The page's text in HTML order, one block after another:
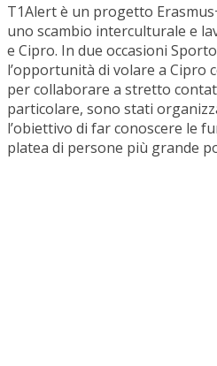
T1Alert è un progetto
uno scambio interculturale e
e Cipro. In due occasioni
l’opportunità di volare a Cipro
per collaborare a stretto
particolare, sono stati
l’obiettivo di far conoscere le
platea di persone più grande